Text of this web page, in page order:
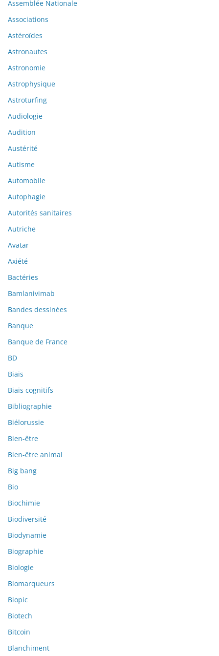
Assemblée Nationale
Associations
Astéroïdes
Astronautes
Astronomie
Astrophysique
Astroturfing
Audiologie
Audition
Austérité
Autisme
Automobile
Autophagie
Autorités sanitaires
Autriche
Avatar
Axiété
Bactéries
Bamlanivimab
Bandes dessinées
Banque
Banque de France
BD
Biais
Biais cognitifs
Bibliographie
Biélorussie
Bien-être
Bien-être animal
Big bang
Bio
Biochimie
Biodiversité
Biodynamie
Biographie
Biologie
Biomarqueurs
Biopic
Biotech
Bitcoin
Blanchiment